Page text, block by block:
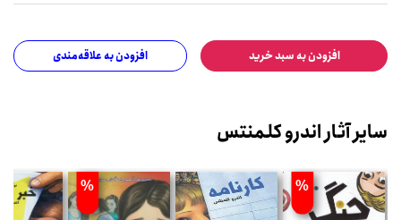
افزودن به سبد خرید افزودن به علاقه‌مندی
سایر آثار اندرو کلمنتس
%
%